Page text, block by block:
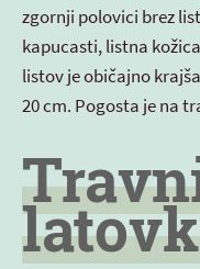
zgornji polovici brez
kapucasti, listna
listov je običajno
20 cm. Pogosta je na